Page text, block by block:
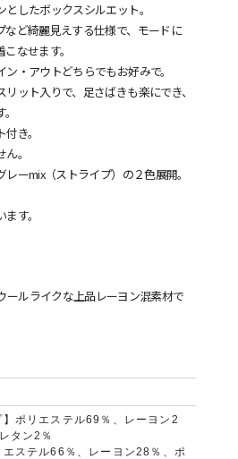
したボックスシルエット。
など綺麗見えする仕様で、モードに
なせます。
・アウトどちらでもお好みで。
ット入りで、足さばきも楽にでき、
き。
。
ーmix（ストライプ）の２色展開。
す。
ールライクな上品レーヨン混素材で
】ポリエステル69％、レーヨン2
タン2％
エステル66％、レーヨン28％、ポ